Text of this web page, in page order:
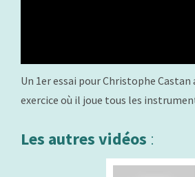
Un 1er essai pour Christophe Castan
exercice où il joue tous les
Les autres vidéos :